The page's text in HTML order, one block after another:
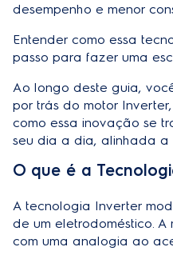
desempenho e menor
Entender como essa
passo para fazer uma
Ao longo deste guia,
por trás do motor
como essa inovação se
seu dia a dia, alinhada a
O que é a
A tecnologia Inverter
de um eletrodoméstico.
com uma analogia ao